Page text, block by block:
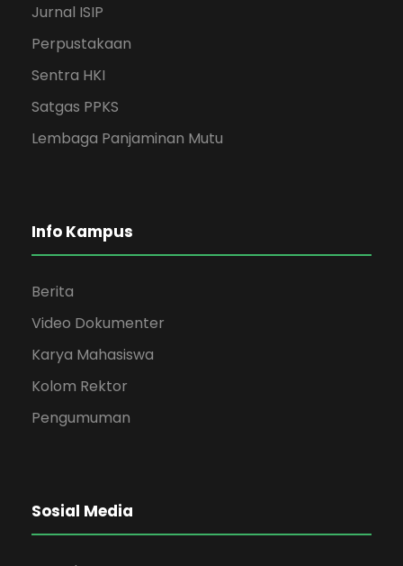
Jurnal ISIP
Perpustakaan
Sentra HKI
Satgas PPKS
Lembaga Panjaminan Mutu
Info Kampus
Berita
Video Dokumenter
Karya Mahasiswa
Kolom Rektor
Pengumuman
Sosial Media